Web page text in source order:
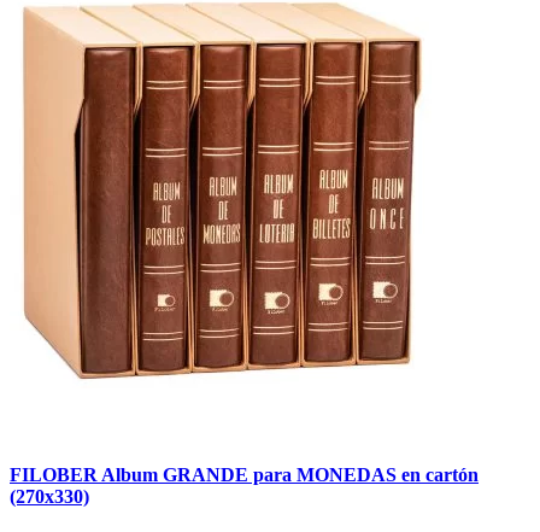
FILOBER Album GRANDE para MONEDAS en cartón
(270x330)